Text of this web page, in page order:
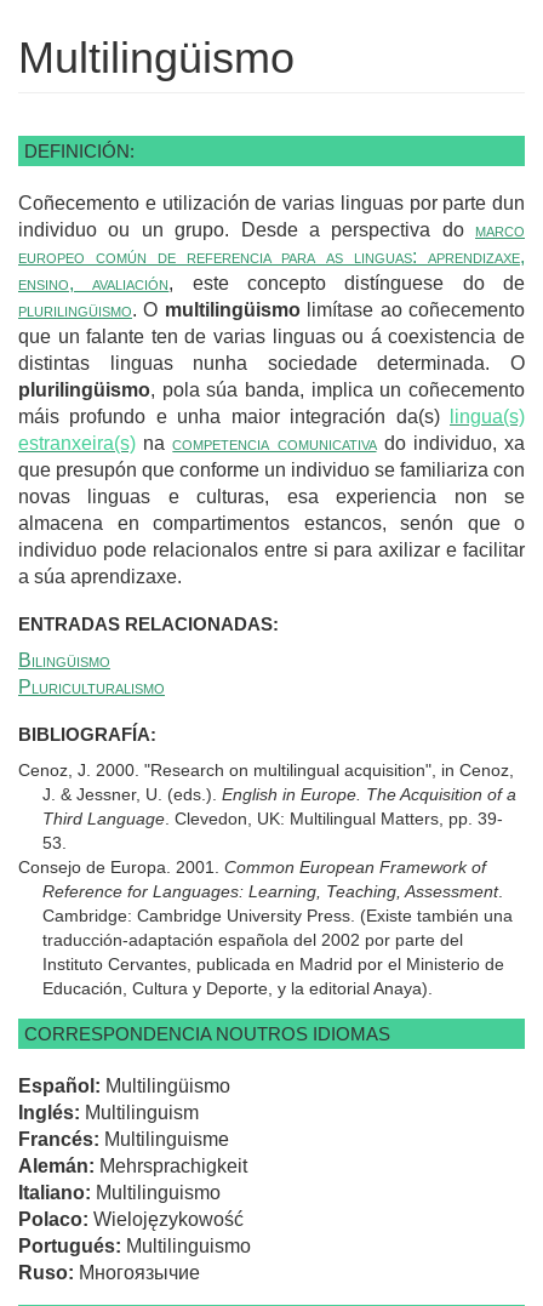
Multilingüismo
DEFINICIÓN:
Coñecemento e utilización de varias linguas por parte dun
individuo ou un grupo. Desde a perspectiva do marco
europeo común de referencia para as linguas: aprendizaxe,
ensino, avaliación, este concepto distínguese do de
plurilingüismo. O multilingüismo limítase ao coñecemento
que un falante ten de varias linguas ou á coexistencia de
distintas linguas nunha sociedade determinada. O
plurilingüismo, pola súa banda, implica un coñecemento
máis profundo e unha maior integración da(s)
lingua(s)
estranxeira(s) nacompetencia comunicativado individuo, xa
que presupón que conforme un individuo se familiariza con
novas linguas e culturas, esa experiencia non se
almacena en compartimentos estancos, senón que o
individuo pode relacionalos entre si para axilizar e facilitar
a súa aprendizaxe.
ENTRADAS RELACIONADAS:
Bilingüismo
Pluriculturalismo
BIBLIOGRAFÍA:
Cenoz, J. 2000. "Research on multilingual acquisition", in Cenoz,
J. & Jessner, U. (eds.). English in Europe. The Acquisition of a
Third Language . Clevedon, UK: Multilingual Matters, pp. 39-
53.
Consejo de Europa. 2001. Common European Framework of
Reference for Languages: Learning, Teaching, Assessment.
Cambridge: Cambridge University Press. (Existe también una
traducción-adaptación española del 2002 por parte del
Instituto Cervantes, publicada en Madrid por el Ministerio de
Educación, Cultura y Deporte, y la editorial Anaya).
CORRESPONDENCIA NOUTROS IDIOMAS
Español: Multilingüismo
Inglés: Multilinguism
Francés: Multilinguisme
Alemán: Mehrsprachigkeit
Italiano: Multilinguismo
Polaco: Wielojęzykowość
Portugués: Multilinguismo
Ruso: Многоязычие